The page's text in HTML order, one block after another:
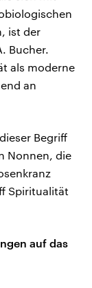
ist der
Bucher.
als moderne
an
Begriff
Nonnen, die
Spiritualität
auf das